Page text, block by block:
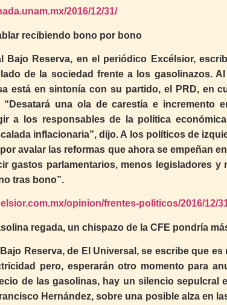
2016/12/31/
recibiendo bono por bono
Bajo Reserva, en el periódico Excélsior,
lado de la sociedad frente a los gasolinazos.
está en sintonía con su partido, el PRD, en
“Desatará una ola de carestía e
a los responsables de la política
inflacionaria”, dijo. A los políticos de
avalar las reformas que ahora se empeñan
gastos parlamentarios, menos legisladores
tras bono”.
opinion/frentes-politicos/2016/12/
regada, un chispazo de la CFE pondría
Reserva, de El Universal, se escribe que
pero, esperarán otro momento para
de las gasolinas, hay un silencio sepulcral
Hernández, sobre una posible alza en